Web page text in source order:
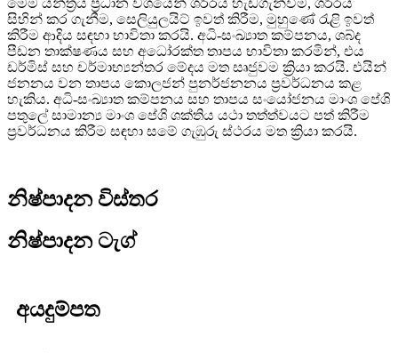
මෙම යන්ත්‍රය ප්‍රධාන වශයෙන් ශරීරය හැඩගැන්වීම, ශරීරය
සිහින් කර ගැනීම, සෙලියුලයිට් ඉවත් කිරීම, මුහුණේ රැළි ඉවත්
කිරීම ආදිය සඳහා භාවිතා කරයි. අධි-සංඛ්‍යාත කම්පනය, ශබ්ද
පීඩන තාක්ෂණය සහ අධෝරක්ත තාපය භාවිතා කරමින්, එය
ඩර්මිස් සහ චර්මාභ්‍යන්තර මේදය මත සෘජුවම ක්‍රියා කරයි. එයින්
ජනනය වන තාපය කොලජන් පුනර්ජනනය ප්‍රවර්ධනය කළ
හැකිය. අධි-සංඛ්‍යාත කම්පනය සහ තාපය සංයෝජනය මාංශ පේශි
පතුලේ සාමාන්‍ය මාංශ පේශි ශක්තිය යථා තත්ත්වයට පත් කිරීම
ප්‍රවර්ධනය කිරීම සඳහා සමේ ගැඹුරු ස්ථරය මත ක්‍රියා කරයි.
නිෂ්පාදන විස්තර
නිෂ්පාදන ටැග්
අයදුම්පත